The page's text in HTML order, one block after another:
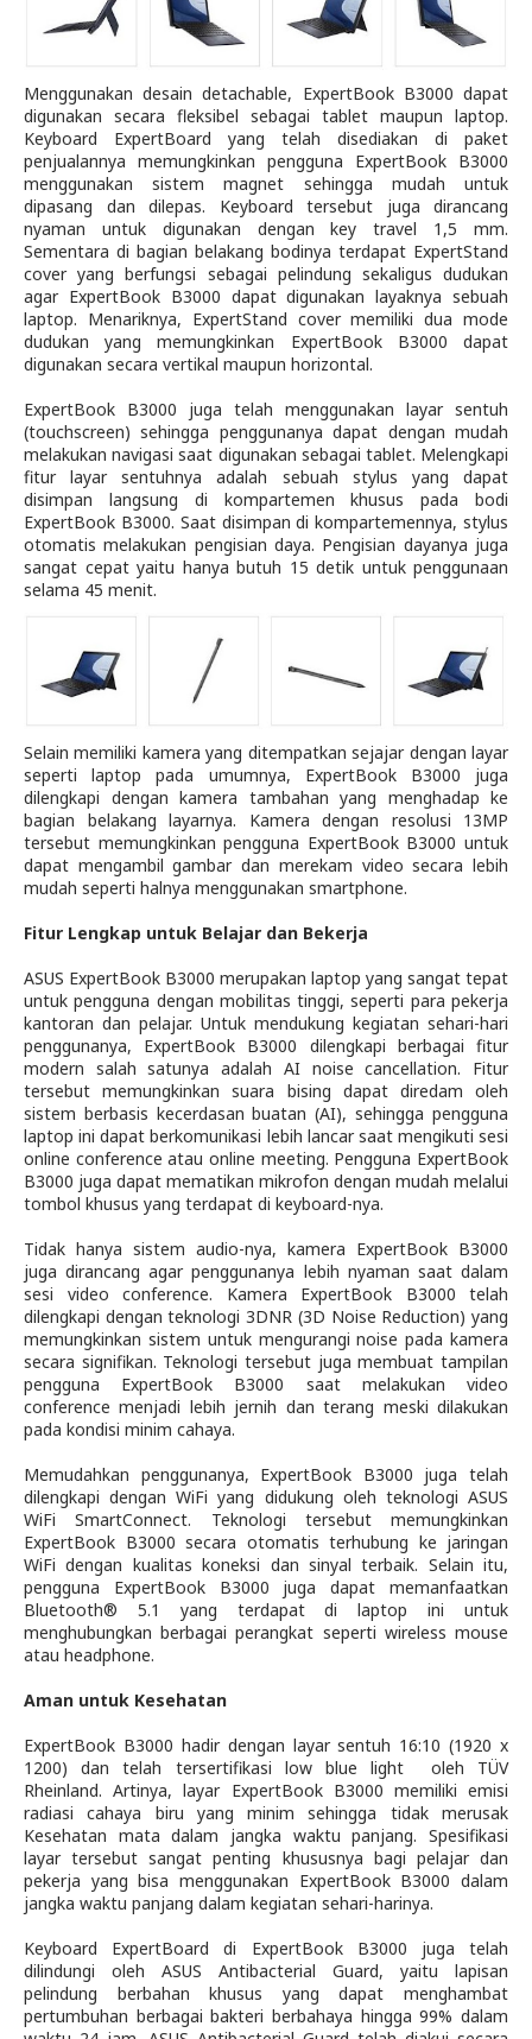
Menggunakan desain detachable, ExpertBook B3000 dapat
digunakan secara fleksibel sebagai tablet maupun laptop.
Keyboard ExpertBoard yang telah disediakan di paket
penjualannya memungkinkan pengguna ExpertBook B3000
menggunakan sistem magnet sehingga mudah untuk
dipasang dan dilepas. Keyboard tersebut juga dirancang
nyaman untuk digunakan dengan key travel 1,5 mm.
Sementara di bagian belakang bodinya terdapat ExpertStand
cover yang berfungsi sebagai pelindung sekaligus dudukan
agar ExpertBook B3000 dapat digunakan layaknya sebuah
laptop. Menariknya, ExpertStand cover memiliki dua mode
dudukan yang memungkinkan ExpertBook B3000 dapat
digunakan secara vertikal maupun horizontal.
ExpertBook B3000 juga telah menggunakan layar sentuh
(touchscreen) sehingga penggunanya dapat dengan mudah
melakukan navigasi saat digunakan sebagai tablet. Melengkapi
fitur layar sentuhnya adalah sebuah stylus yang dapat
disimpan langsung di kompartemen khusus pada bodi
ExpertBook B3000. Saat disimpan di kompartemennya, stylus
otomatis melakukan pengisian daya. Pengisian dayanya juga
sangat cepat yaitu hanya butuh 15 detik untuk penggunaan
selama 45 menit.
Selain memiliki kamera yang ditempatkan sejajar dengan layar
seperti laptop pada umumnya, ExpertBook B3000 juga
dilengkapi dengan kamera tambahan yang menghadap ke
bagian belakang layarnya. Kamera dengan resolusi 13MP
tersebut memungkinkan pengguna ExpertBook B3000 untuk
dapat mengambil gambar dan merekam video secara lebih
mudah seperti halnya menggunakan smartphone.
Fitur Lengkap untuk Belajar dan Bekerja
ASUS ExpertBook B3000 merupakan laptop yang sangat tepat
untuk pengguna dengan mobilitas tinggi, seperti para pekerja
kantoran dan pelajar. Untuk mendukung kegiatan sehari-hari
penggunanya, ExpertBook B3000 dilengkapi berbagai fitur
modern salah satunya adalah AI noise cancellation. Fitur
tersebut memungkinkan suara bising dapat diredam oleh
sistem berbasis kecerdasan buatan (AI), sehingga pengguna
laptop ini dapat berkomunikasi lebih lancar saat mengikuti sesi
online conference atau online meeting. Pengguna ExpertBook
B3000 juga dapat mematikan mikrofon dengan mudah melalui
tombol khusus yang terdapat di keyboard-nya.
Tidak hanya sistem audio-nya, kamera ExpertBook B3000
juga dirancang agar penggunanya lebih nyaman saat dalam
sesi video conference. Kamera ExpertBook B3000 telah
dilengkapi dengan teknologi 3DNR (3D Noise Reduction) yang
memungkinkan sistem untuk mengurangi noise pada kamera
secara signifikan. Teknologi tersebut juga membuat tampilan
pengguna ExpertBook B3000 saat melakukan video
conference menjadi lebih jernih dan terang meski dilakukan
pada kondisi minim cahaya.
Memudahkan penggunanya, ExpertBook B3000 juga telah
dilengkapi dengan WiFi yang didukung oleh teknologi ASUS
WiFi SmartConnect. Teknologi tersebut memungkinkan
ExpertBook B3000 secara otomatis terhubung ke jaringan
WiFi dengan kualitas koneksi dan sinyal terbaik. Selain itu,
pengguna ExpertBook B3000 juga dapat memanfaatkan
Bluetooth® 5.1 yang terdapat di laptop ini untuk
menghubungkan berbagai perangkat seperti wireless mouse
atau headphone.
Aman untuk Kesehatan
ExpertBook B3000 hadir dengan layar sentuh 16:10 (1920 x
1200) dan telah tersertifikasi low blue light
oleh TÜV
Rheinland. Artinya, layar ExpertBook B3000 memiliki emisi
radiasi cahaya biru yang minim sehingga tidak merusak
Kesehatan mata dalam jangka waktu panjang. Spesifikasi
layar tersebut sangat penting khususnya bagi pelajar dan
pekerja yang bisa menggunakan ExpertBook B3000 dalam
jangka waktu panjang dalam kegiatan sehari-harinya.
Keyboard ExpertBoard di ExpertBook B3000 juga telah
dilindungi oleh ASUS Antibacterial Guard, yaitu lapisan
pelindung berbahan khusus yang dapat menghambat
pertumbuhan berbagai bakteri berbahaya hingga 99% dalam